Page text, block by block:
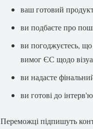
ваш готовий
ви подбаєте про
ви погоджуєтесь, що
вимог ЄС щодо
ви надасте
ви готові до
Переможці підпишуть